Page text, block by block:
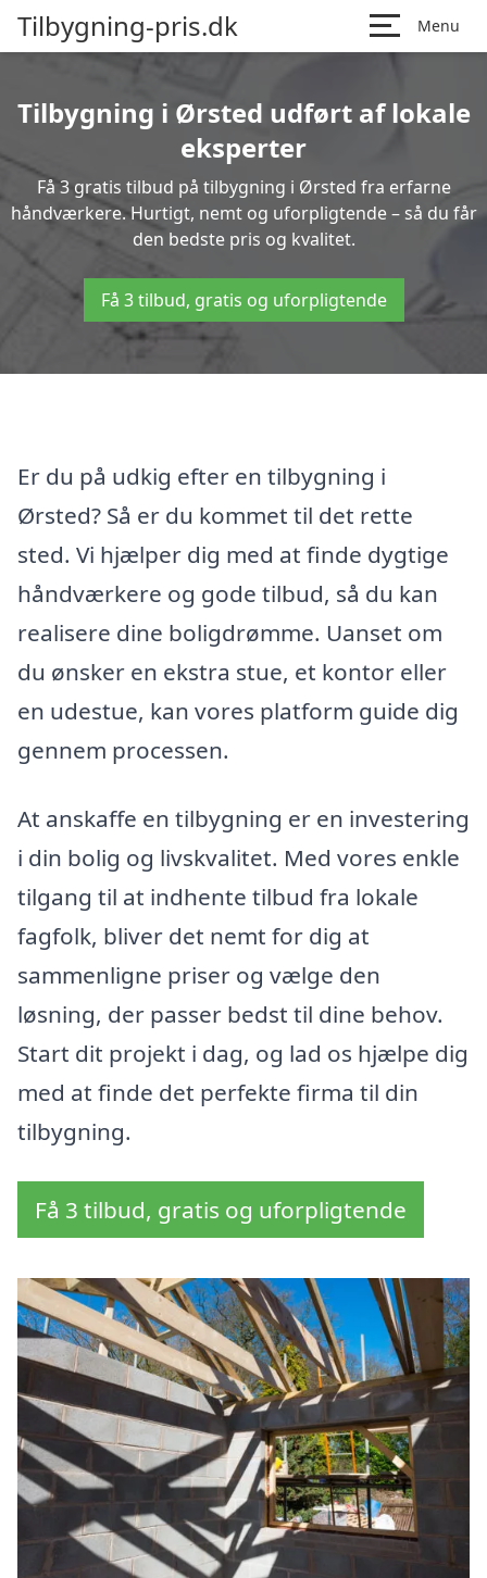
Tilbygning-pris.dk Menu
Tilbygning i Ørsted udført af lokale
eksperter
Få 3 gratis tilbud på tilbygning i Ørsted fra erfarne
håndværkere. Hurtigt, nemt og uforpligtende – så du får
den bedste pris og kvalitet.
Få 3 tilbud, gratis og uforpligtende
Er du på udkig efter en tilbygning i
Ørsted? Så er du kommet til det rette
sted. Vi hjælper dig med at finde dygtige
håndværkere og gode tilbud, så du kan
realisere dine boligdrømme. Uanset om
du ønsker en ekstra stue, et kontor eller
en udestue, kan vores platform guide dig
gennem processen.
At anskaffe en tilbygning er en investering
i din bolig og livskvalitet. Med vores enkle
tilgang til at indhente tilbud fra lokale
fagfolk, bliver det nemt for dig at
sammenligne priser og vælge den
løsning, der passer bedst til dine behov.
Start dit projekt i dag, og lad os hjælpe dig
med at finde det perfekte firma til din
tilbygning.
Få 3 tilbud, gratis og uforpligtende